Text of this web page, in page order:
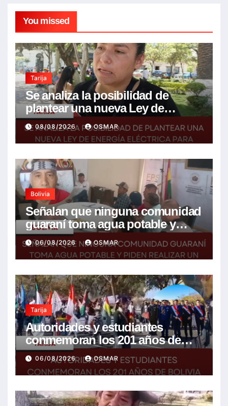
You missed
Tarija
Se analiza la posibilidad de
plantear una nueva Ley de
energía eléctrica para incluir la
tarifa solidaria
08/08/2026 OSMAR
Bolivia
Señalan que ninguna comunidad
guaraní toma agua potable y
piden realizar un Foro para
resolver la problemática
06/08/2026 OSMAR
Tarija
Autoridades y estudiantes
conmemoran los 201 años de
Bolivia con la esperanza de un
mejor futuro
06/08/2026 OSMAR